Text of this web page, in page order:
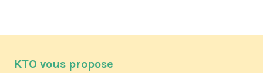
KTO vous propose